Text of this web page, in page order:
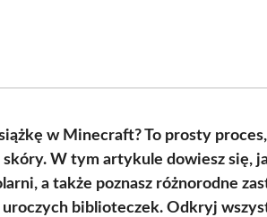
w Minecraft? To prosty
W tym artykule dowiesz się,
a także poznasz różnorodne
biblioteczek. Odkryj